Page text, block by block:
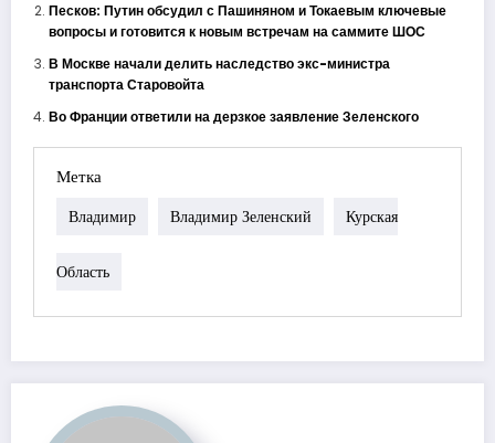
Песков: Путин обсудил с Пашиняном и Токаевым ключевые
вопросы и готовится к новым встречам на саммите ШОС
В Москве начали делить наследство экс-министра
транспорта Старовойта
Во Франции ответили на дерзкое заявление Зеленского
Метка
Владимир Владимир Зеленский Курская
Область